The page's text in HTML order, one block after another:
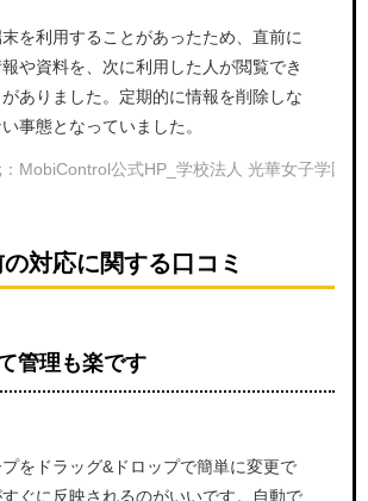
を利用することがあったため、直前に
や資料を、次に利用した人が閲覧でき
ありました。定期的に情報を削除しな
事態となっていました。
MobiControl公式HP_学校法人 光華女子学園 様
対応に関する口コミ
管理も楽です
をドラッグ&ドロップで簡単に変更で
ぐに反映されるのがいいです。自動で